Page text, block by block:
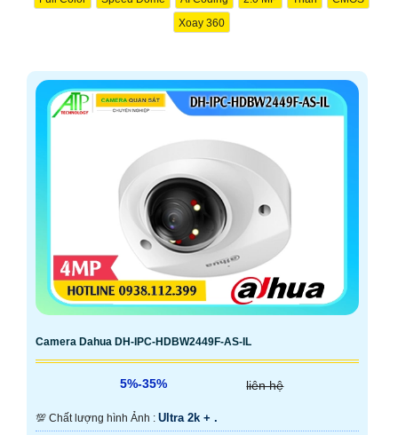
Xoay 360
Camera Dahua DH-IPC-HDBW2449F-AS-IL
5%-35% liên hệ
💯 Chất lượng hình Ảnh : Ultra 2k + .